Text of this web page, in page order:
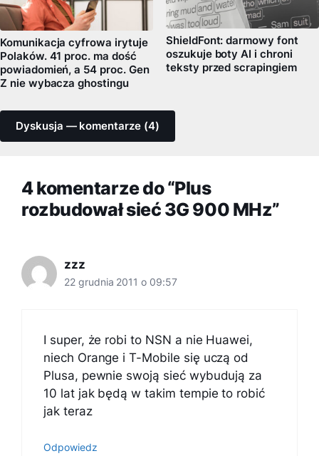
Komunikacja cyfrowa irytuje
Polaków. 41 proc. ma dość
powiadomień, a 54 proc. Gen
Z nie wybacza ghostingu
ShieldFont: darmowy font
oszukuje boty AI i chroni
teksty przed scrapingiem
Dyskusja — komentarze (4)
4 komentarze do “Plus
rozbudował sieć 3G 900 MHz”
zzz
22 grudnia 2011 o 09:57
I super, że robi to NSN a nie Huawei,
niech Orange i T-Mobile się uczą od
Plusa, pewnie swoją sieć wybudują za
10 lat jak będą w takim tempie to robić
jak teraz
Odpowiedz